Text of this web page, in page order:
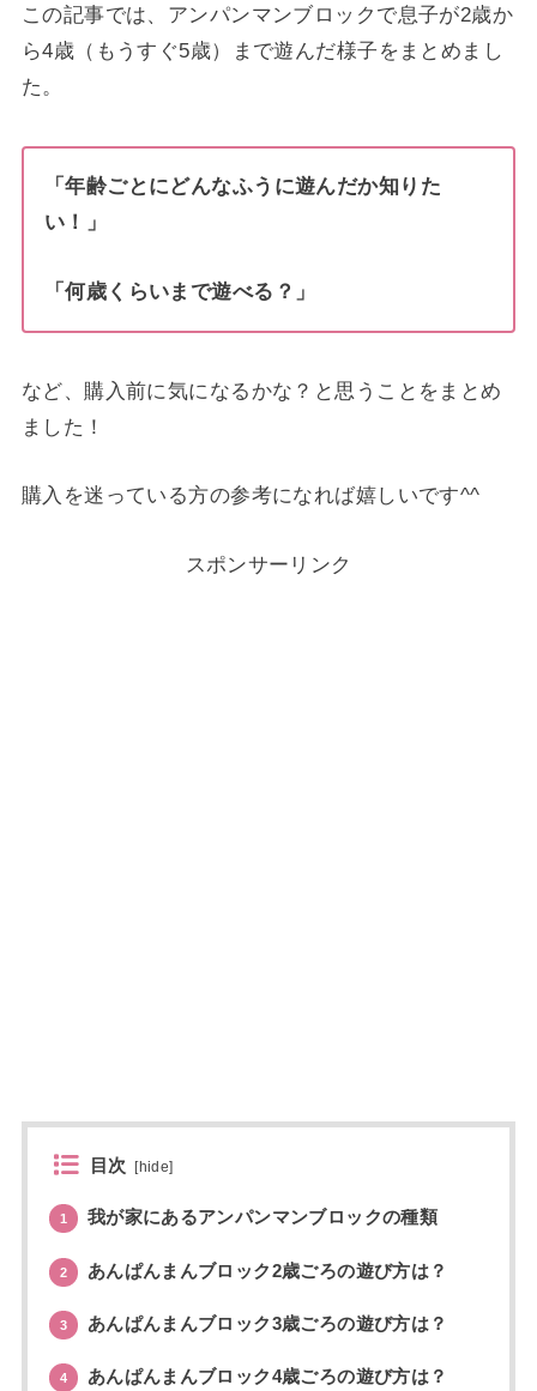
この記事では、アンパンマンブロックで息子が2歳か
ら4歳（もうすぐ5歳）まで遊んだ様子をまとめまし
た。
「年齢ごとにどんなふうに遊んだか知りた
い！」
「何歳くらいまで遊べる？」
など、購入前に気になるかな？と思うことをまとめ
ました！
購入を迷っている方の参考になれば嬉しいです^^
スポンサーリンク
目次 [hide]
1 我が家にあるアンパンマンブロックの種類
2 あんぱんまんブロック2歳ごろの遊び方は？
3 あんぱんまんブロック3歳ごろの遊び方は？
4 あんぱんまんブロック4歳ごろの遊び方は？